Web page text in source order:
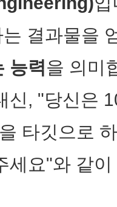
결과물을
능력을 의미
신, "당신은
타깃으로
세요"와 같이